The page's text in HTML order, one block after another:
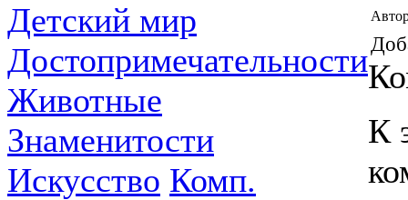
Детский мир
Достопримечательности
Животные
Знаменитости
Искусство Комп.
К